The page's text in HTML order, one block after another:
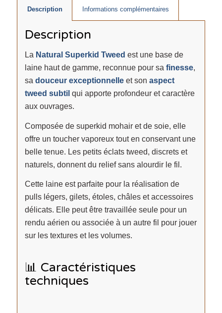
Description Informations complémentaires
Description
La Natural Superkid Tweed est une base de
laine haut de gamme, reconnue pour sa finesse,
sa douceur exceptionnelleet son aspect
tweed subtil qui apporte profondeur et caractère
aux ouvrages.
Composée de superkid mohair et de soie, elle
offre un toucher vaporeux tout en conservant une
belle tenue. Les petits éclats tweed, discrets et
naturels, donnent du relief sans alourdir le fil.
Cette laine est parfaite pour la réalisation de
pulls légers, gilets, étoles, châles et accessoires
délicats. Elle peut être travaillée seule pour un
rendu aérien ou associée à un autre fil pour jouer
sur les textures et les volumes.
📊 Caractéristiques
techniques